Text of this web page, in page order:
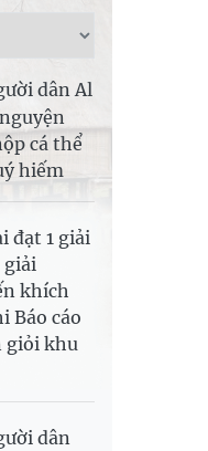
dân Al
cá thể
hiếm
đạt 1 giải
khích
Báo cáo
giỏi khu
dân